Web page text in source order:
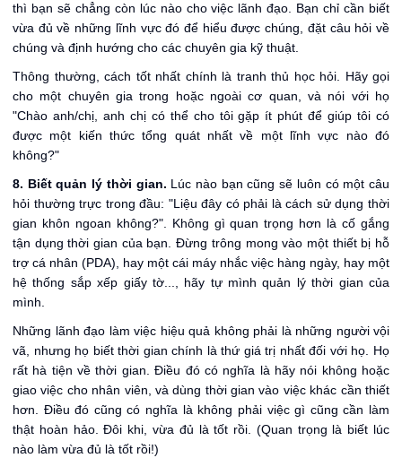
thì bạn sẽ chẳng còn lúc nào cho việc lãnh đạo. Bạn chỉ cần biết
vừa đủ về những lĩnh vực đó để hiểu được chúng, đặt câu hỏi về
chúng và định hướng cho các chuyên gia kỹ thuật.
Thông thường, cách tốt nhất chính là tranh thủ học hỏi. Hãy gọi
cho một chuyên gia trong hoặc ngoài cơ quan, và nói với họ
"Chào anh/chị, anh chị có thể cho tôi gặp ít phút để giúp tôi có
được một kiến thức tổng quát nhất về một lĩnh vực nào đó
không?"
8. Biết quản lý thời gian. Lúc nào bạn cũng sẽ luôn có một câu
hỏi thường trực trong đầu: "Liệu đây có phải là cách sử dụng thời
gian khôn ngoan không?". Không gì quan trọng hơn là cố gắng
tận dụng thời gian của bạn. Đừng trông mong vào một thiết bị hỗ
trợ cá nhân (PDA), hay một cái máy nhắc việc hàng ngày, hay một
hệ thống sắp xếp giấy tờ..., hãy tự mình quản lý thời gian của
mình.
Những lãnh đạo làm việc hiệu quả không phải là những người vội
vã, nhưng họ biết thời gian chính là thứ giá trị nhất đối với họ. Họ
rất hà tiện về thời gian. Điều đó có nghĩa là hãy nói không hoặc
giao việc cho nhân viên, và dùng thời gian vào việc khác cần thiết
hơn. Điều đó cũng có nghĩa là không phải việc gì cũng cần làm
thật hoàn hảo. Đôi khi, vừa đủ là tốt rồi. (Quan trọng là biết lúc
nào làm vừa đủ là tốt rồi!)